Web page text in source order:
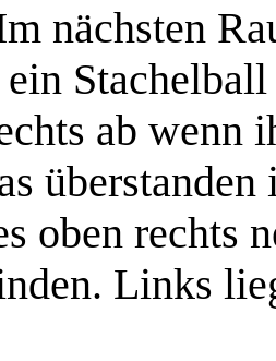
nächsten
ab wenn
oben rechts
Links